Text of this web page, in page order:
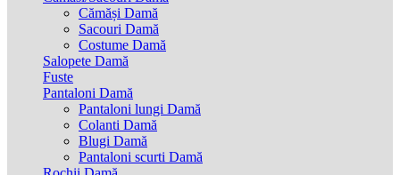
Cămăși Damă
Sacouri Damă
Costume Damă
Salopete Damă
Fuste
Pantaloni Damă
Pantaloni lungi Damă
Colanti Damă
Blugi Damă
Pantaloni scurti Damă